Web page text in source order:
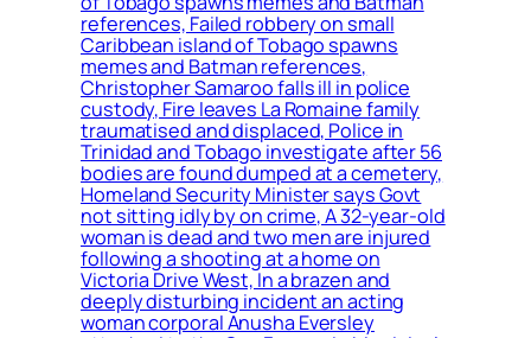
references, Failed robbery on small
Caribbean island of Tobago spawns
memes and Batman references,
Christopher Samaroo falls ill in police
custody, Fire leaves La Romaine family
traumatised and displaced, Police in
Trinidad and Tobago investigate after 56
bodies are found dumped at a cemetery,
Homeland Security Minister says Govt
not sitting idly by on crime, A 32-year-old
woman is dead and two men are injured
following a shooting at a home on
Victoria Drive West, In a brazen and
deeply disturbing incident an acting
woman corporal Anusha Eversley